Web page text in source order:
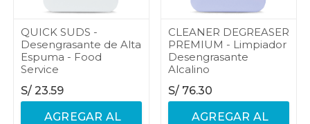
QUICK SUDS -
Desengrasante de Alta
Espuma - Food
Service
S/ 23.59
AGREGAR AL
CLEANER DEGREASER
PREMIUM - Limpiador
Desengrasante
Alcalino
S/ 76.30
AGREGAR AL